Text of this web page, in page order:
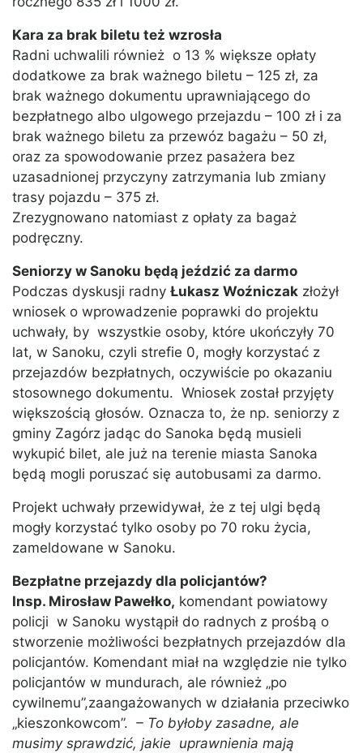
Kara za brak biletu też wzrosła
Radni uchwalili również o 13 % większe opłaty
dodatkowe za brak ważnego biletu – 125 zł, za
brak ważnego dokumentu uprawniającego do
bezpłatnego albo ulgowego przejazdu – 100 zł i za
brak ważnego biletu za przewóz bagażu – 50 zł,
oraz za spowodowanie przez pasażera bez
uzasadnionej przyczyny zatrzymania lub zmiany
trasy pojazdu – 375 zł.
Zrezygnowano natomiast z opłaty za bagaż
podręczny.
Seniorzy w Sanoku będą jeździć za darmo
Podczas dyskusji radny Łukasz Woźniczak złożył
wniosek o wprowadzenie poprawki do projektu
uchwały, by wszystkie osoby, które ukończyły 70
lat, w Sanoku, czyli strefie 0, mogły korzystać z
przejazdów bezpłatnych, oczywiście po okazaniu
stosownego dokumentu. Wniosek został przyjęty
większością głosów. Oznacza to, że np. seniorzy z
gminy Zagórz jadąc do Sanoka będą musieli
wykupić bilet, ale już na terenie miasta Sanoka
będą mogli poruszać się autobusami za darmo.
Projekt uchwały przewidywał, że z tej ulgi będą
mogły korzystać tylko osoby po 70 roku życia,
zameldowane w Sanoku.
Bezpłatne przejazdy dla policjantów?
Insp. Mirosław Pawełko, komendant powiatowy
policji w Sanoku wystąpił do radnych z prośbą o
stworzenie możliwości bezpłatnych przejazdów dla
policjantów. Komendant miał na względzie nie tylko
policjantów w mundurach, ale również „po
cywilnemu”,zaangażowanych w działania przeciwko
„kieszonkowcom”. – To byłoby zasadne, ale
musimy sprawdzić, jakie uprawnienia mają